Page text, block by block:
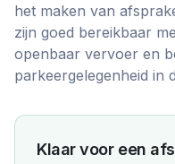
het maken van
zijn goed bereikbaar
openbaar vervoer en
parkeergelegenheid in
Klaar voor een